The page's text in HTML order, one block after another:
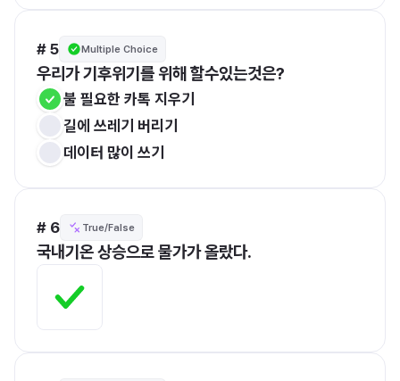
# 5 Multiple Choice
우리가 기후위기를 위해 할수있는것은?
불 필요한 카톡 지우기
길에 쓰레기 버리기
데이터 많이 쓰기
# 6 True/False
국내기온 상승으로 물가가 올랐다.